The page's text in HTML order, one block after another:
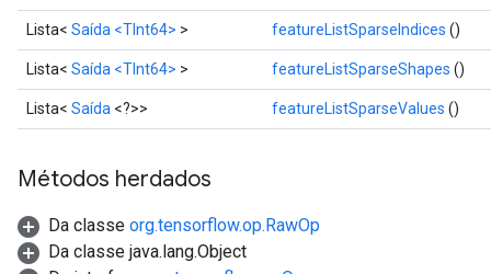
Lista< Saída <TInt64> > featureListSparseIndices ()
Lista< Saída <TInt64> > featureListSparseShapes ()
Lista< Saída <?>> featureListSparseValues ()
Métodos herdados
Da classe org.tensorflow.op.RawOp
Da classe java.lang.Object